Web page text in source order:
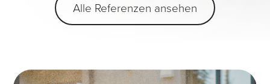
Alle Referenzen ansehen